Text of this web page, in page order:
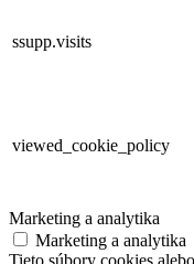
ssupp.visits
viewed_cookie_policy
Marketing a analytika
Marketing a analytika
Tieto súbory cookies